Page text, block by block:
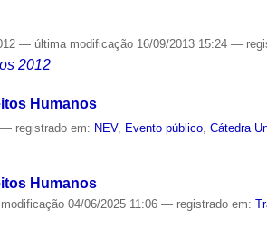
— última modificação 16/09/2013 15:24—
2012
Humanos
— registrado em: NEV, Evento público ,Cátedra
Humanos
04/06/2025 11:06— registrado em: